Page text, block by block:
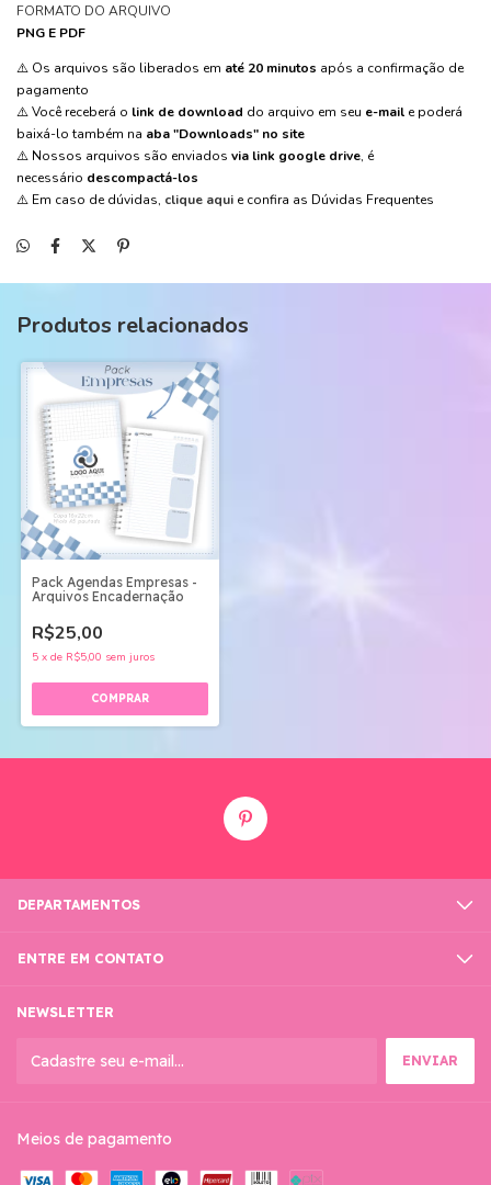
FORMATO DO ARQUIVO
PNG E PDF
⚠️ Os arquivos são liberados em até 20 minutos após a confirmação de
pagamento
⚠️ Você receberá o link de download do arquivo em seu e-mail e poderá
baixá-lo também na aba "Downloads" no site
⚠️ Nossos arquivos são enviados via link google drive, é
necessário descompactá-los
⚠️ Em caso de dúvidas, clique aqui e confira as Dúvidas Frequentes
Produtos relacionados
Pack Agendas Empresas -
Arquivos Encadernação
R$25,00
5 x de R$5,00 sem juros
DEPARTAMENTOS
ENTRE EM CONTATO
NEWSLETTER
Meios de pagamento